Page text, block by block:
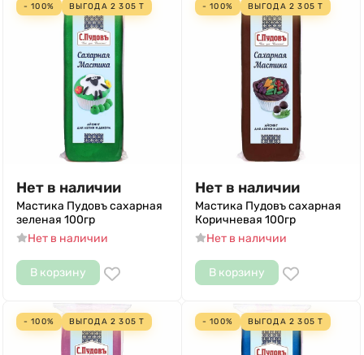
- 100% ВЫГОДА 2 305 Т
Нет в наличии
Мастика Пудовъ сахарная
зеленая 100гр
Нет в наличии
В корзину
- 100% ВЫГОДА 2 305 Т
Нет в наличии
Мастика Пудовъ сахарная
Коричневая 100гр
Нет в наличии
В корзину
- 100% ВЫГОДА 2 305 Т - 100% ВЫГОДА 2 305 Т